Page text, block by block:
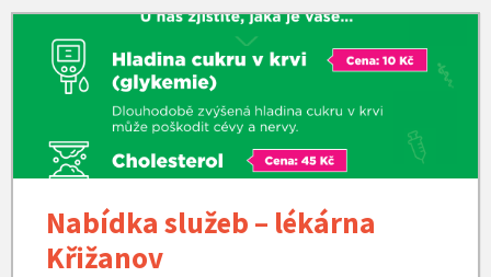
Křižanov
-
Nabídka služeb – lékárna
Křižanov